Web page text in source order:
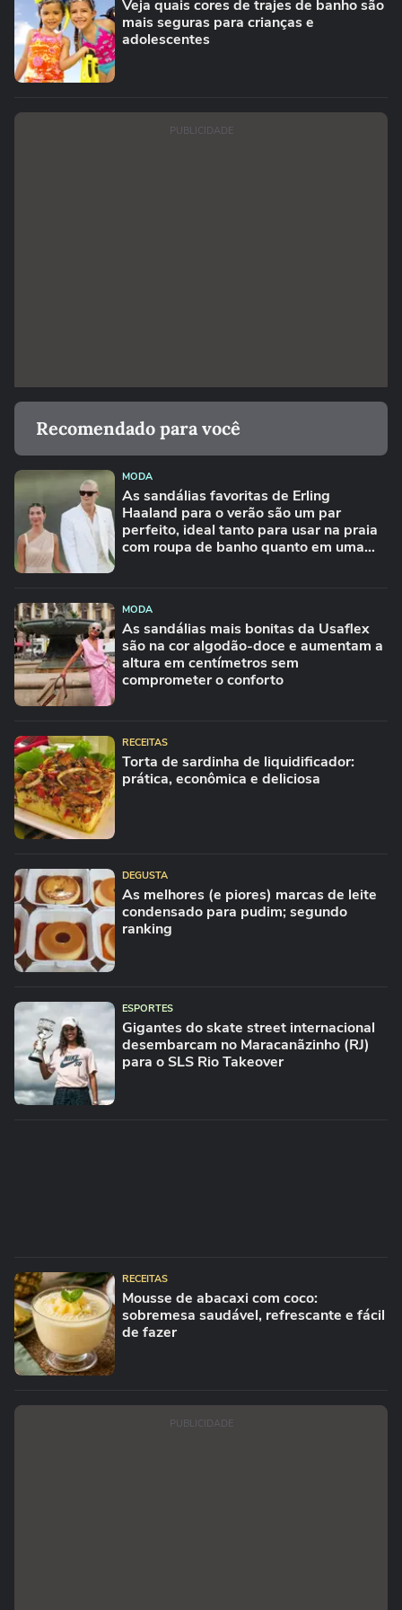
Veja quais cores de trajes de banho são
mais seguras para crianças e
adolescentes
PUBLICIDADE
Recomendado para você
MODA
As sandálias favoritas de Erling
Haaland para o verão são um par
perfeito, ideal tanto para usar na praia
com roupa de banho quanto em uma
MODA
As sandálias mais bonitas da Usaflex
são na cor algodão-doce e aumentam a
altura em centímetros sem
comprometer o conforto
RECEITAS
Torta de sardinha de liquidificador:
prática, econômica e deliciosa
DEGUSTA
As melhores (e piores) marcas de leite
condensado para pudim; segundo
ranking
ESPORTES
Gigantes do skate street internacional
desembarcam no Maracanãzinho (RJ)
para o SLS Rio Takeover
RECEITAS
Mousse de abacaxi com coco:
sobremesa saudável, refrescante e fácil
de fazer
PUBLICIDADE